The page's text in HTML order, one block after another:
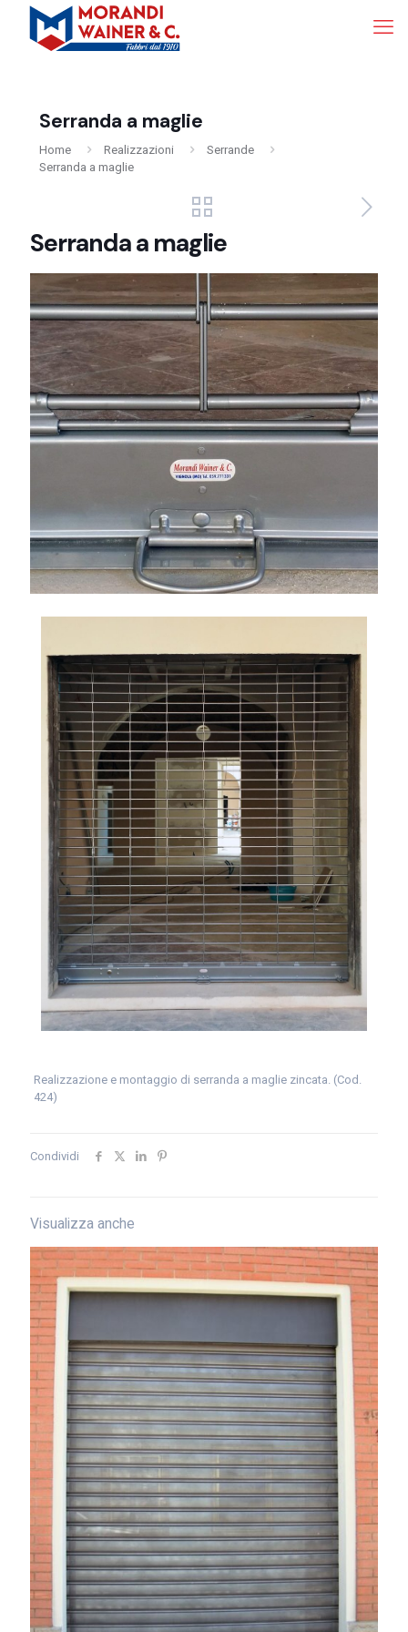
Serranda a maglie
Home Realizzazioni
Serrande
Serranda a maglie
Serranda a maglie
Realizzazione e montaggio di serranda a maglie zincata. (Cod.
424)
Condividi
Visualizza anche